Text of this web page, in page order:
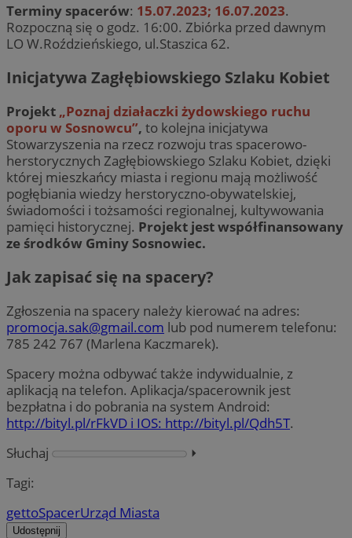
Terminy spacerów: 15.07.2023; 16.07.2023.
Rozpoczną się o godz. 16:00. Zbiórka przed dawnym
LO W.Roździeńskiego, ul.Staszica 62.
Inicjatywa Zagłębiowskiego Szlaku Kobiet
Projekt „Poznaj działaczki żydowskiego ruchu
oporu w Sosnowcu”, to kolejna inicjatywa
Stowarzyszenia na rzecz rozwoju tras spacerowo-
herstorycznych Zagłębiowskiego Szlaku Kobiet, dzięki
której mieszkańcy miasta i regionu mają możliwość
pogłębiania wiedzy herstoryczno-obywatelskiej,
świadomości i tożsamości regionalnej, kultywowania
pamięci historycznej. Projekt jest współfinansowany
ze środków Gminy Sosnowiec.
Jak zapisać się na spacery?
Zgłoszenia na spacery należy kierować na adres:
promocja.sak@gmail.com lub pod numerem telefonu:
785 242 767 (Marlena Kaczmarek).
Spacery można odbywać także indywidualnie, z
aplikacją na telefon. Aplikacja/spacerownik jest
bezpłatna i do pobrania na system Android:
http://bityl.pl/rFkVD i IOS: http://bityl.pl/Qdh5T.
Słuchaj
⏵︎
Tagi:
gettoSpacerUrząd Miasta
Udostępnij